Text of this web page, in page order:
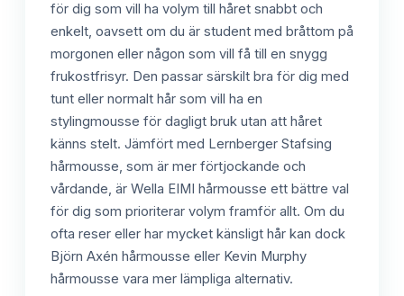
för dig som vill ha volym till håret snabbt och
enkelt, oavsett om du är student med bråttom på
morgonen eller någon som vill få till en snygg
frukostfrisyr. Den passar särskilt bra för dig med
tunt eller normalt hår som vill ha en
stylingmousse för dagligt bruk utan att håret
känns stelt. Jämfört med Lernberger Stafsing
hårmousse, som är mer förtjockande och
vårdande, är Wella EIMI hårmousse ett bättre val
för dig som prioriterar volym framför allt. Om du
ofta reser eller har mycket känsligt hår kan dock
Björn Axén hårmousse eller Kevin Murphy
hårmousse vara mer lämpliga alternativ.